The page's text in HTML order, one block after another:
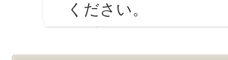
ください。